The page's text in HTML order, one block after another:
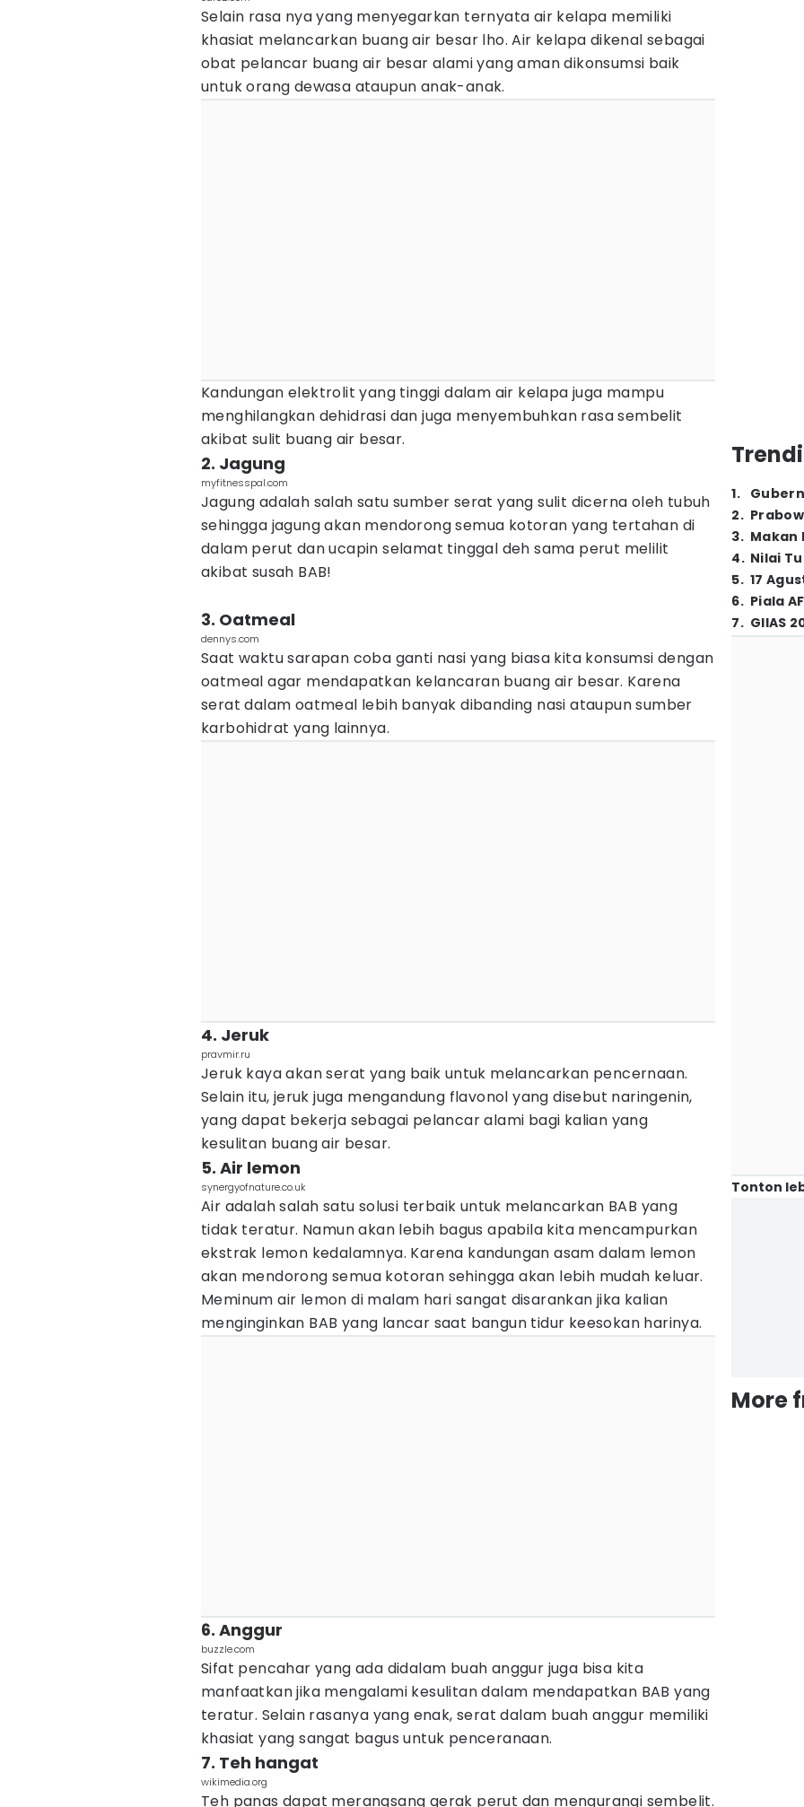
Selain rasa nya yang menyegarkan ternyata air kelapa memiliki
khasiat melancarkan buang air besar lho. Air kelapa dikenal sebagai
obat pelancar buang air besar alami yang aman dikonsumsi baik
untuk orang dewasa ataupun anak-anak.
Kandungan elektrolit yang tinggi dalam air kelapa juga mampu
menghilangkan dehidrasi dan juga menyembuhkan rasa sembelit
akibat sulit buang air besar.
2. Jagung
myfitnesspal.com
Jagung adalah salah satu sumber serat yang sulit dicerna oleh tubuh
sehingga jagung akan mendorong semua kotoran yang tertahan di
dalam perut dan ucapin selamat tinggal deh sama perut melilit
akibat susah BAB!
3. Oatmeal
dennys.com
Saat waktu sarapan coba ganti nasi yang biasa kita konsumsi dengan
oatmeal agar mendapatkan kelancaran buang air besar. Karena
serat dalam oatmeal lebih banyak dibanding nasi ataupun sumber
karbohidrat yang lainnya.
4. Jeruk
pravmir.ru
Jeruk kaya akan serat yang baik untuk melancarkan pencernaan.
Selain itu, jeruk juga mengandung flavonol yang disebut naringenin,
yang dapat bekerja sebagai pelancar alami bagi kalian yang
kesulitan buang air besar.
5. Air lemon
synergyofnature.co.uk
Air adalah salah satu solusi terbaik untuk melancarkan BAB yang
tidak teratur. Namun akan lebih bagus apabila kita mencampurkan
ekstrak lemon kedalamnya. Karena kandungan asam dalam lemon
akan mendorong semua kotoran sehingga akan lebih mudah keluar.
Meminum air lemon di malam hari sangat disarankan jika kalian
menginginkan BAB yang lancar saat bangun tidur keesokan harinya.
6. Anggur
buzzle.com
Sifat pencahar yang ada didalam buah anggur juga bisa kita
manfaatkan jika mengalami kesulitan dalam mendapatkan BAB yang
teratur. Selain rasanya yang enak, serat dalam buah anggur memiliki
khasiat yang sangat bagus untuk penceranaan.
7. Teh hangat
wikimedia.org
Teh panas dapat merangsang gerak perut dan mengurangi sembelit.
1.
2.
3. Makan
4. Nilai
5. 17
6. Piala
7. GIIAS
Tonton
More